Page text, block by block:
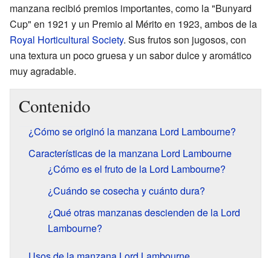
manzana recibió premios importantes, como la "Bunyard
Cup" en 1921 y un Premio al Mérito en 1923, ambos de la
Royal Horticultural Society. Sus frutos son jugosos, con
una textura un poco gruesa y un sabor dulce y aromático
muy agradable.
Contenido
¿Cómo se originó la manzana Lord Lambourne?
Características de la manzana Lord Lambourne
¿Cómo es el fruto de la Lord Lambourne?
¿Cuándo se cosecha y cuánto dura?
¿Qué otras manzanas descienden de la Lord
Lambourne?